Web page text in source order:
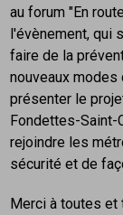
au forum "En
l'évènement, qui
faire de la
nouveaux
présenter le
Fondettes-Saint-
rejoindre les
sécurité et de
Merci à toutes